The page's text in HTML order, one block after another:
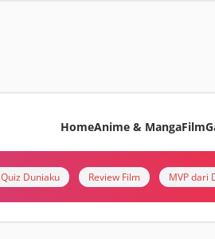
HomeAnime & MangaFilm
Quiz Duniaku Review Film MVP dari